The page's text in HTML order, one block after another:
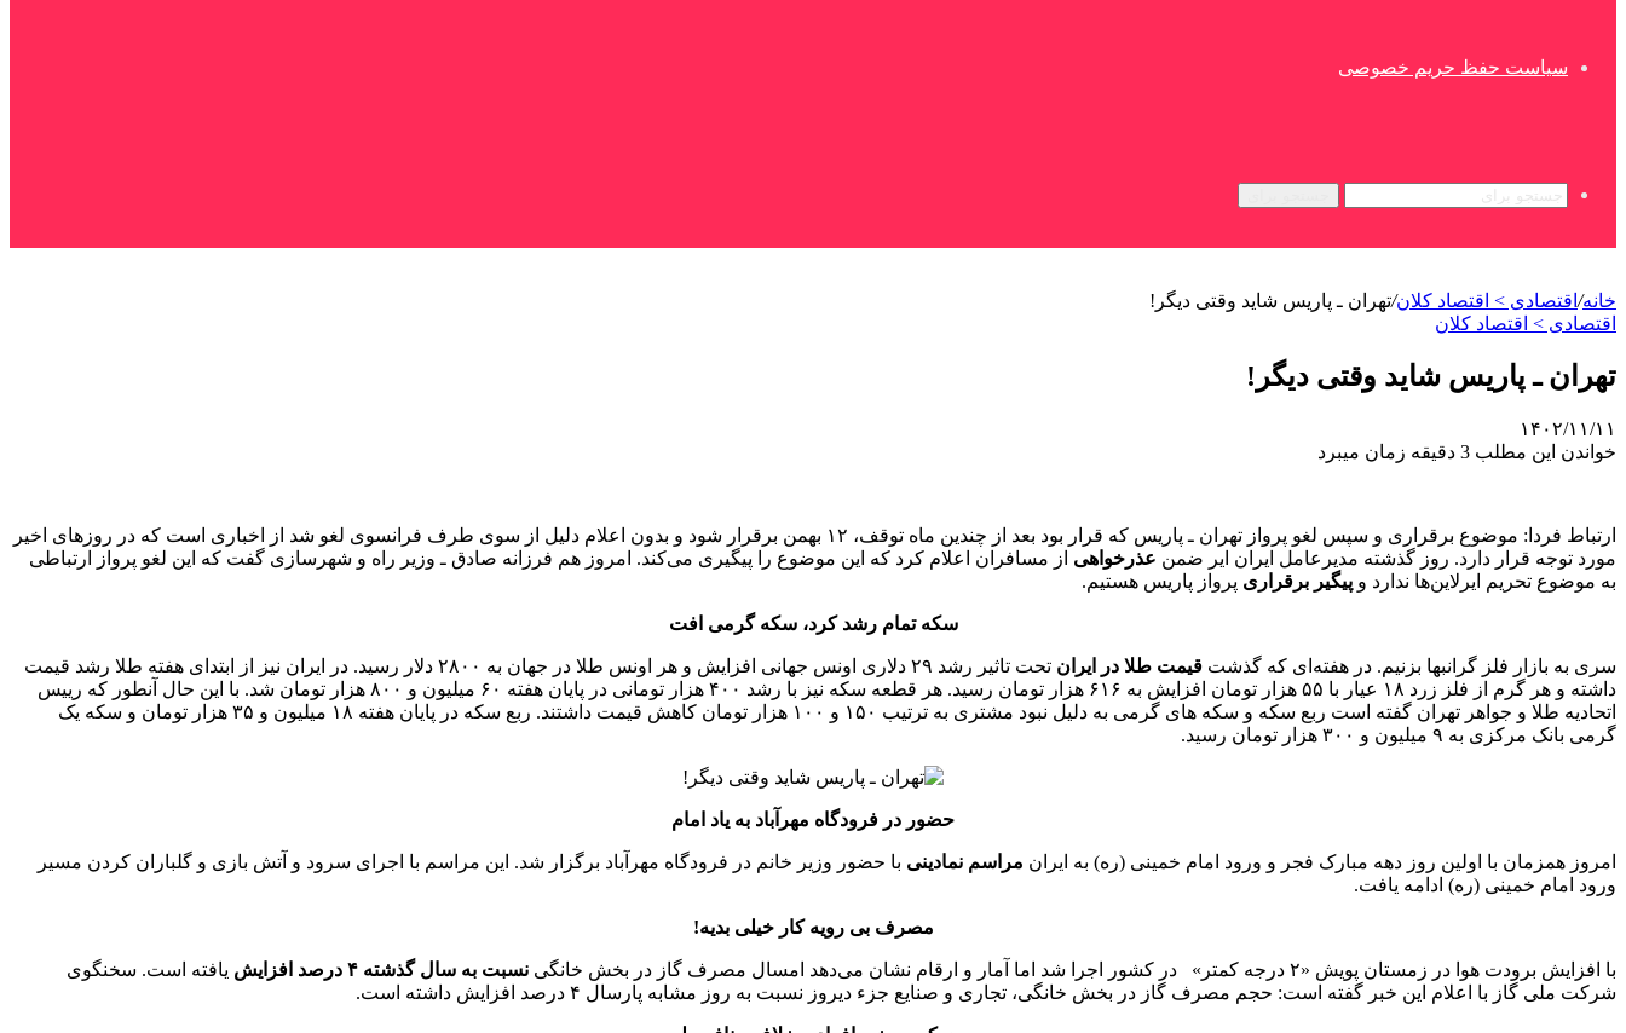
سیاست حفظ حریم خصوصی
خانه/ اقتصادی > اقتصاد کلان/تهران ـ پاریس شاید وقتی دیگر!
اقتصادی > اقتصاد کلان
تهران ـ پاریس شاید وقتی دیگر!
۱۴۰۲/۱۱/۱۱
خواندن این مطلب 3 دقیقه زمان میبرد
ارتباط فردا: موضوع برقراری و سپس لغو پرواز تهران ـ پاریس که قرار بود بعد از چندین ماه توقف، ۱۲ بهمن برقرار شود و بدون اعلام دلیل از سوی طرف فرانسوی لغو شد از اخباری است که در روزهای اخیر
مورد توجه قرار دارد. روز گذشته مدیرعامل ایران ایر ضمن عذرخواهی از مسافران اعلام کرد که این موضوع را پیگیری می‌کند. امروز هم فرزانه صادق ـ وزیر راه و شهرسازی گفت که این لغو پرواز ارتباطی
به موضوع تحریم ایرلاین‌ها ندارد و پیگیر برقراری پرواز پاریس هستیم.
سکه تمام رشد کرد، سکه گرمی افت
سری به بازار فلز گرانبها بزنیم. در هفته‌ای که گذشت قیمت طلا در ایران
تحت تاثیر رشد ۲۹ دلاری اونس جهانی افزایش و هر اونس طلا در جهان به ۲۸۰۰ دلار رسید. در ایران نیز از ابتدای هفته طلا رشد قیمت
داشته و هر گرم از فلز زرد ۱۸ عیار با ۵۵ هزار تومان افزایش به ۶۱۶ هزار تومان رسید. هر قطعه سکه نیز با رشد ۴۰۰ هزار تومانی در پایان هفته ۶۰ میلیون و ۸۰۰ هزار تومان شد. با این حال آنطور که رییس
اتحادیه طلا و جواهر تهران گفته است ربع سکه و سکه های گرمی به دلیل نبود مشتری به ترتیب ۱۵۰ و ۱۰۰ هزار تومان کاهش قیمت داشتند. ربع سکه در پایان هفته ۱۸ میلیون و ۳۵ هزار تومان و سکه یک
گرمی بانک مرکزی به ۹ میلیون و ۳۰۰ هزار تومان رسید.
حضور در فرودگاه مهرآباد به یاد امام
امروز همزمان با اولین روز دهه مبارک فجر و ورود امام خمینی (ره) به ایران مراسم نمادینی با حضور وزیر خانم در فرودگاه مهرآباد برگزار شد. این مراسم با اجرای سرود و آتش بازی و گلباران کردن مسیر
ورود امام خمینی (ره) ادامه یافت.
مصرف بی رویه کار خیلی بدیه!
با افزایش برودت هوا در زمستان پویش «۲ درجه کمتر» در کشور اجرا شد اما آمار و ارقام نشان می‌دهد امسال مصرف گاز در بخش خانگی نسبت به سال گذشته ۴ درصد افزایش
یافته است. سخنگوی
شرکت ملی گاز با اعلام این خبر گفته است: حجم مصرف گاز در بخش خانگی، تجاری و صنایع جزء دیروز نسبت به روز مشابه پارسال ۴ درصد افزایش داشته است.